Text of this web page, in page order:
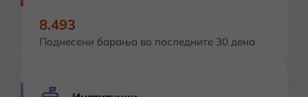
8.493
Поднесени барања во последните 30 дена